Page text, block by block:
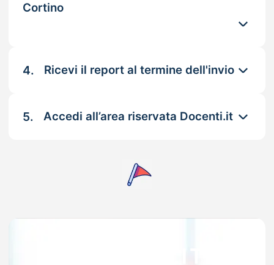
Cortino
4. Ricevi il report al termine dell'invio
5. Accedi all’area riservata Docenti.it